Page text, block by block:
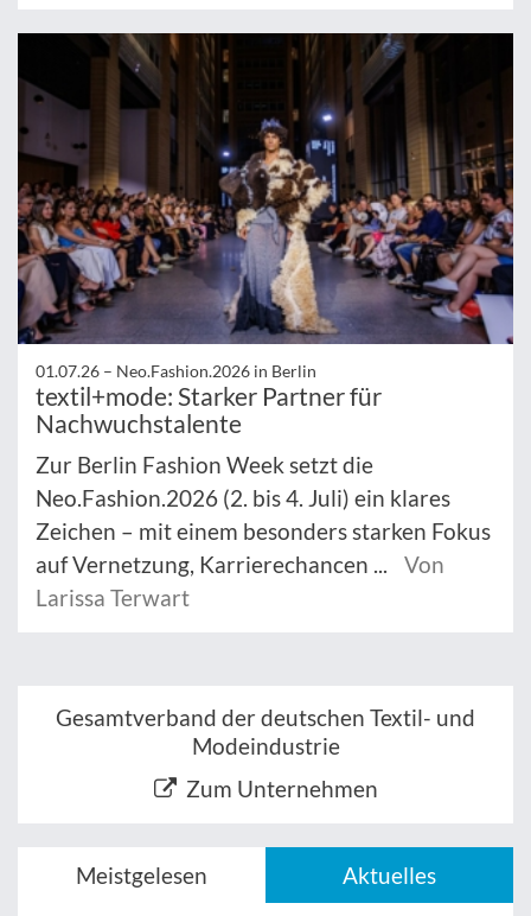
01.07.26 – Neo.Fashion.2026 in Berlin
textil+mode: Starker Partner für
Nachwuchstalente
Zur Berlin Fashion Week setzt die
Neo.Fashion.2026 (2. bis 4. Juli) ein klares
Zeichen – mit einem besonders starken Fokus
auf Vernetzung, Karrierechancen ...
Von
Larissa Terwart
Gesamtverband der deutschen Textil- und
Modeindustrie
Zum Unternehmen
Meistgelesen Aktuelles